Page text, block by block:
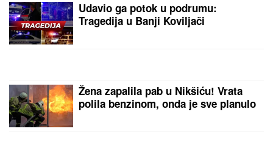
Udavio ga potok u podrumu:
Tragedija u Banji Koviljači
Žena zapalila pab u Nikšiću! Vrata
polila benzinom, onda je sve planulo